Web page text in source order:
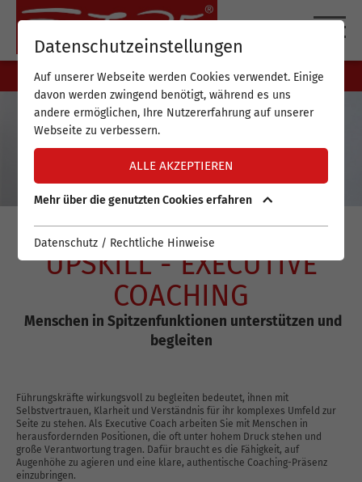
UPSKILL - EXECUTIVE
COACHING
Menschen in Spitzenfunktionen unterstützen und
begleiten
Führungskräfte wirkungsvoll zu begleiten bedeutet, ihnen mit
Selbstvertrauen, Klarheit und Verständnis für ihr komplexes Umfeld zur
Seite zu stehen. Als Executive Coach arbeiten Sie mit Menschen in
herausfordernden Positionen, die oft unter hohem Druck stehen und
große Verantwortung tragen. Dafür braucht es die Fähigkeit, auf
Augenhöhe zu agieren und eine klare, authentische Coaching-Präsenz
einzubringen.
Datenschutzeinstellungen
Auf unserer Webseite werden Cookies verwendet. Einige
davon werden zwingend benötigt, während es uns
andere ermöglichen, Ihre Nutzererfahrung auf unserer
Webseite zu verbessern.
ALLE AKZEPTIEREN
Mehr über die genutzten Cookies erfahren
Datenschutz / Rechtliche Hinweise